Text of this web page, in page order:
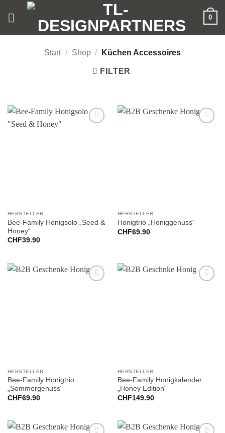
0
Start / Shop / Küchen Accessoires
FILTER
HERSTELLER
Bee-Family Honigsolo „Seed &
Honey“
CHF39.90
HERSTELLER
Honigtrio „Honiggenuss“
CHF69.90
HERSTELLER
Bee-Family Honigtrio
„Sommergenuss“
CHF69.90
HERSTELLER
Bee-Family Honigkalender
„Honey Edition“
CHF149.90